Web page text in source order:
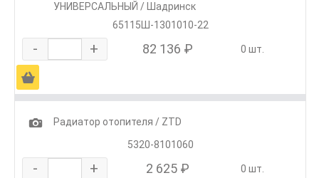
УНИВЕРСАЛЬНЫЙ / Шадринск
65115Ш-1301010-22
- + 82 136 ₽ 0 шт.
Ä
1
Радиатор отопителя / ZTD
5320-8101060
- + 2 625 ₽ 0 шт.